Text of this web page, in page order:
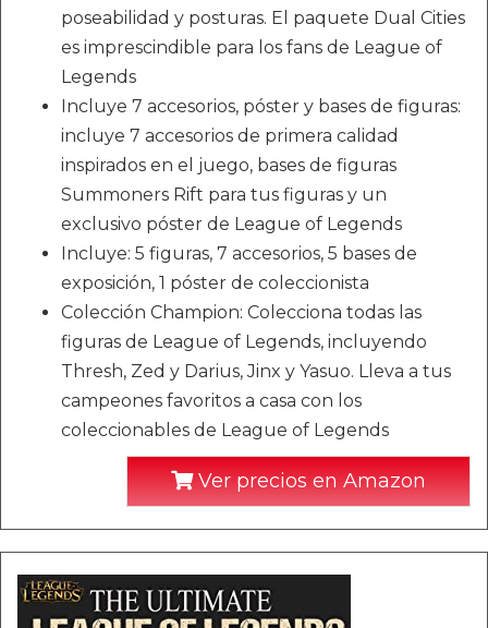
poseabilidad y posturas. El paquete Dual Cities
es imprescindible para los fans de League of
Legends
Incluye 7 accesorios, póster y bases de figuras:
incluye 7 accesorios de primera calidad
inspirados en el juego, bases de figuras
Summoners Rift para tus figuras y un
exclusivo póster de League of Legends
Incluye: 5 figuras, 7 accesorios, 5 bases de
exposición, 1 póster de coleccionista
Colección Champion: Colecciona todas las
figuras de League of Legends, incluyendo
Thresh, Zed y Darius, Jinx y Yasuo. Lleva a tus
campeones favoritos a casa con los
coleccionables de League of Legends
Ver precios en Amazon